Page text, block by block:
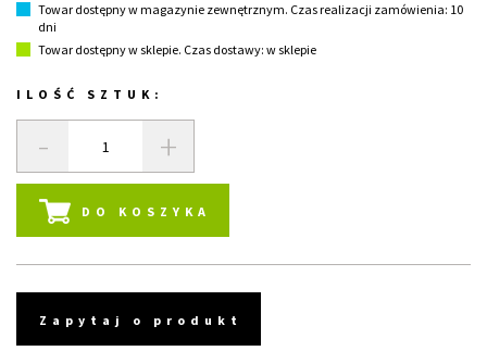
Towar dostępny w magazynie zewnętrznym. Czas realizacji zamówienia: 10
dni
Towar dostępny w sklepie. Czas dostawy: w sklepie
ILOŚĆ SZTUK:
- +
DO KOSZYKA
Zapytaj o produkt